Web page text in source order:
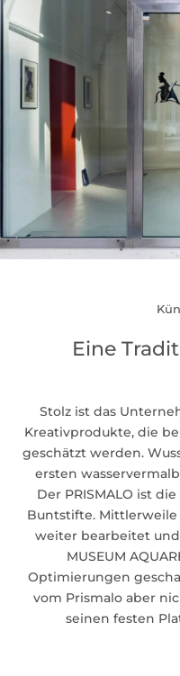
Eine
Stolz ist das
Kreativprodukte, die
geschätzt werden.
ersten
Der PRISMALO ist die
Buntstifte. Mittlerweile
weiter bearbeitet und
MUSEUM
Optimierungen
vom Prismalo aber
seinen festen